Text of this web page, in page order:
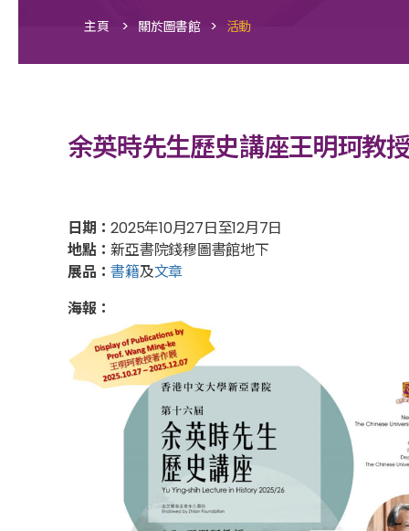
主頁 > 關於圖書館 > 活動
余英時先生歷史講座王明珂教
日期：2025年10月27日至12月7日
地點：新亞書院錢穆圖書館地下
展品：書籍及文章
海報：